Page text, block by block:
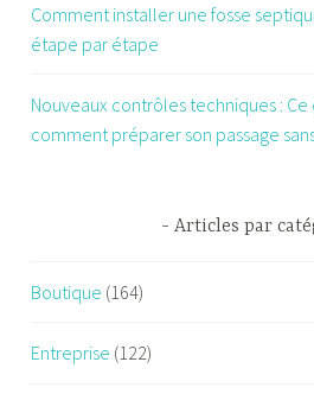
Comment installer une fosse
étape par étape
Nouveaux contrôles techniques :
comment préparer son passage
Articles par
Boutique (164)
Entreprise (122)